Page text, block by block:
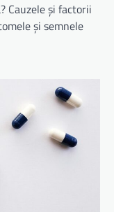
Cauzele și factorii
și semnele